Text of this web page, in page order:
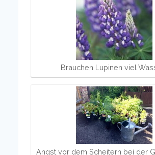
Brauchen Lupinen viel
Angst vor dem Scheitern bei der